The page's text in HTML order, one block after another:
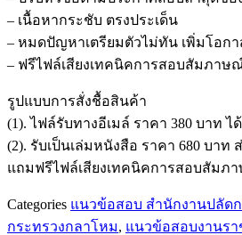
ราชการ
รหัส
ตำแหน่ง
๓๒๓
สำนักงาน
ปลัด
กระทรวง
กลาโหม
– เนื้อหากระชับ ตรงประเด็น
– หมดปัญหาเตรียมตัวไม่ทัน เพิ่มโอก
– ฟรีไฟล์เสียงเทคนิคการสอบสัมภาษ
รูปแบบการสั่งชื้อสินค้า
(1). ไฟล์รับทางอีเมล์ ราคา 380 บาท ไ
(2). รับเป็นเล่มหนังสือ ราคา 680 บาท
แถมฟรีไฟล์เสียงเทคนิคการสอบสัมภ
Categories แนวข้อสอบ สำนักงานปลัด
กระทรวงกลาโหม, แนวข้อสอบงานรา